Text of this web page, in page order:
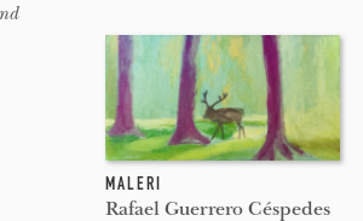
MALERI
Rafael Guerrero Céspedes